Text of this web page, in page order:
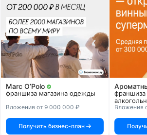
Marc O’Polo
франшиза магазина одежды
Вложения от 9 000 000 ₽
Получить бизнес-план
Вложения